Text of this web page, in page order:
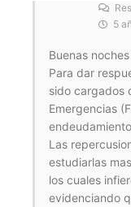
5
Buenas
Para dar
sido cargados
Emergencias
Las
estudiarlas
los cuales
evidenciando